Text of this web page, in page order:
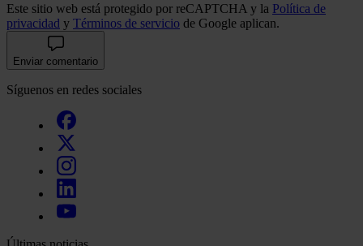
Este sitio web está protegido por reCAPTCHA y la Política de
privacidad y Términos de servicio de Google aplican.
Enviar comentario
Síguenos en redes sociales